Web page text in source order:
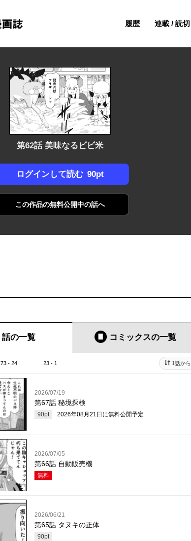
履歴 連載 / 読切
第62話 美味なるビビ米
ログインして読む 90pt
この作品の無料公開中の話へ
話の一覧 コミックスの一覧
73 - 24 23 - 1 1話から
2026/07/19
第67話 秘境探検
90pt 2026年08月21日 に無料公開予定
2026/07/05
第66話 自動販売機
無料
2026/06/21
第65話 タヌキの正体
90pt